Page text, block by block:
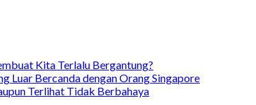
Kita Terlalu Bergantung?
Luar Bercanda dengan Orang Singapore
Terlihat Tidak Berbahaya